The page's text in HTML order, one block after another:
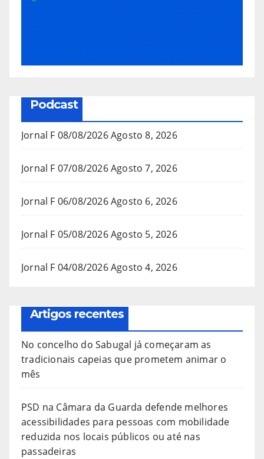
Podcast
Jornal F 08/08/2026Agosto 8, 2026
Jornal F 07/08/2026Agosto 7, 2026
Jornal F 06/08/2026Agosto 6, 2026
Jornal F 05/08/2026Agosto 5, 2026
Jornal F 04/08/2026Agosto 4, 2026
Artigos recentes
No concelho do Sabugal já começaram as
tradicionais capeias que prometem animar o
mês
PSD na Câmara da Guarda defende melhores
acessibilidades para pessoas com mobilidade
reduzida nos locais públicos ou até nas
passadeiras